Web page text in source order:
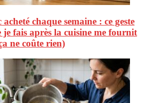
chaque semaine : ce geste
je fais après la cuisine me fournit
ne coûte rien)